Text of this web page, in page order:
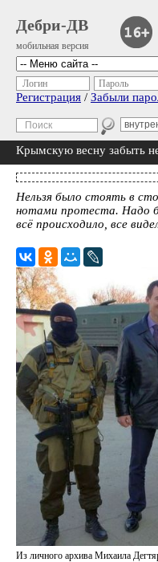
Дебри-ДВ
мобильная версия
Логин Пароль
Регистрация / Забыли
Крымскую весну забыть
Нельзя было стоять в
нотами протеста. Надо
всё происходило, все
Из личного архива Михаила